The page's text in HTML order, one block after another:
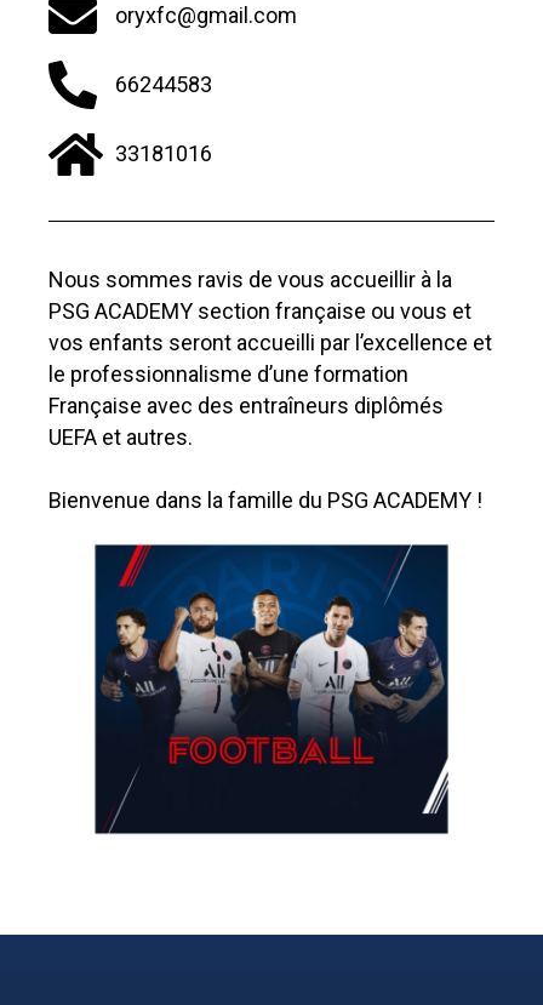
oryxfc@gmail.com
66244583
33181016
Nous sommes ravis de vous accueillir à la
PSG ACADEMY section française ou vous et
vos enfants seront accueilli par l’excellence et
le professionnalisme d’une formation
Française avec des entraîneurs diplômés
UEFA et autres.
Bienvenue dans la famille du PSG ACADEMY !